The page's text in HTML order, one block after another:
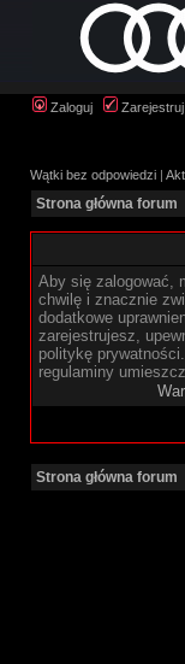
Zaloguj Zarejestruj
Wątki bez odpowiedzi |
Strona główna forum
Aby się zalogować,
chwilę i znacznie
dodatkowe
zarejestrujesz,
politykę
regulaminy
Strona główna forum